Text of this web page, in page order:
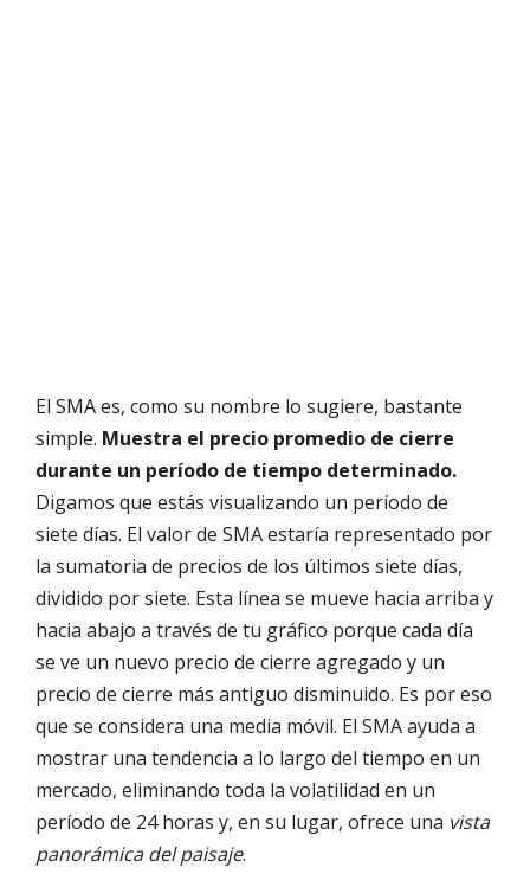
El SMA es, como su nombre lo sugiere, bastante
simple. Muestra el precio promedio de cierre
durante un período de tiempo determinado.
Digamos que estás visualizando un período de
siete días. El valor de SMA estaría representado por
la sumatoria de precios de los últimos siete días,
dividido por siete. Esta línea se mueve hacia arriba y
hacia abajo a través de tu gráfico porque cada día
se ve un nuevo precio de cierre agregado y un
precio de cierre más antiguo disminuido. Es por eso
que se considera una media móvil. El SMA ayuda a
mostrar una tendencia a lo largo del tiempo en un
mercado, eliminando toda la volatilidad en un
período de 24 horas y, en su lugar, ofrece una vista
panorámica del paisaje.